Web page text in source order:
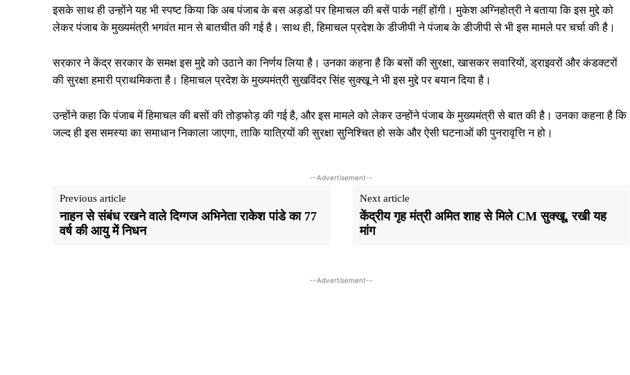
इसके साथ ही उन्होंने यह भी स्पष्ट किया कि अब पंजाब के बस अड्डों पर हिमाचल की बसें पार्क नहीं होंगी। मुकेश अग्निहोत्री ने बताया कि इस मुद्दे को
लेकर पंजाब के मुख्यमंत्री भगवंत मान से बातचीत की गई है। साथ ही, हिमाचल प्रदेश के डीजीपी ने पंजाब के डीजीपी से भी इस मामले पर चर्चा की है।
सरकार ने केंद्र सरकार के समक्ष इस मुद्दे को उठाने का निर्णय लिया है। उनका कहना है कि बसों की सुरक्षा, खासकर सवारियों, ड्राइवरों और कंडक्टरों
की सुरक्षा हमारी प्राथमिकता है। हिमाचल प्रदेश के मुख्यमंत्री सुखविंदर सिंह सुक्खू ने भी इस मुद्दे पर बयान दिया है।
उन्होंने कहा कि पंजाब में हिमाचल की बसों की तोड़फोड़ की गई है, और इस मामले को लेकर उन्होंने पंजाब के मुख्यमंत्री से बात की है। उनका कहना है कि
जल्द ही इस समस्या का समाधान निकाला जाएगा, ताकि यात्रियों की सुरक्षा सुनिश्चित हो सके और ऐसी घटनाओं की पुनरावृत्ति न हो।
--Advertisement--
Previous article
नाहन से संबंध रखने वाले दिग्गज अभिनेता राकेश पांडे का 77
वर्ष की आयु में निधन
Next article
केंद्रीय गृह मंत्री अमित शाह से मिले CM सुक्खू, रखी यह
मांग
--Advertisement--